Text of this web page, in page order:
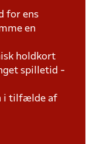
for ens
en
holdkort
spilletid -
i tilfælde af